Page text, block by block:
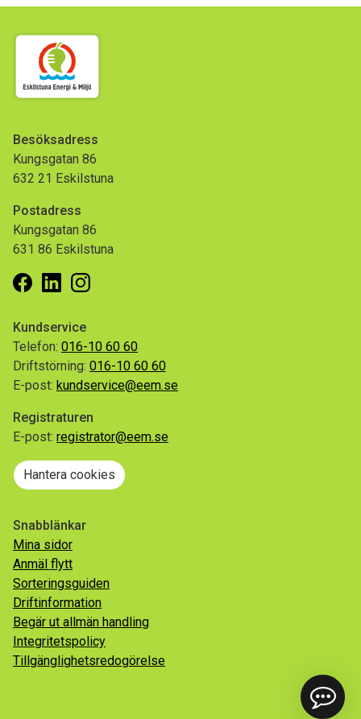
Besöksadress
Kungsgatan 86
632 21 Eskilstuna
Postadress
Kungsgatan 86
631 86 Eskilstuna
Facebook
LinkedinInstagram
Kundservice
Telefon: 016-10 60 60
Driftstörning: 016-10 60 60
E-post: kundservice@eem.se
Registraturen
E-post: registrator@eem.se
Hantera cookies
Snabblänkar
Mina sidor
Anmäl flytt
Sorteringsguiden
Driftinformation
Begär ut allmän handling
Integritetspolicy
Tillgänglighetsredogörelse